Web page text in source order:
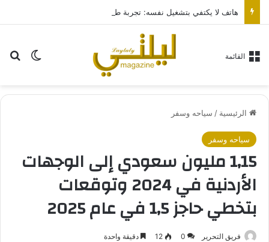
الوضع القائمة
الرئيسية / سياحه وسفر
سياحه وسفر
1,15 مليون سعودي إلى الوجهات
الأردنية في 2024 وتوقعات
بتخطي حاجز 1,5 في عام 2025
فريق التحرير 0
12 دقيقة واحدة